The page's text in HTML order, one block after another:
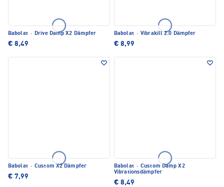
Babolat · Drive Damp X2 Dämpfer
€ 8,49
Babolat · Vibrakill 2.0 Dämpfer
€ 8,99
Babolat · Custom X2 Dämpfer
€ 7,99
Babolat · Custom Damp X2
Vibrationsdämpfer
€ 8,49